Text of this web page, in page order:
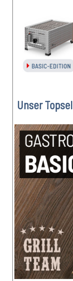
Unser